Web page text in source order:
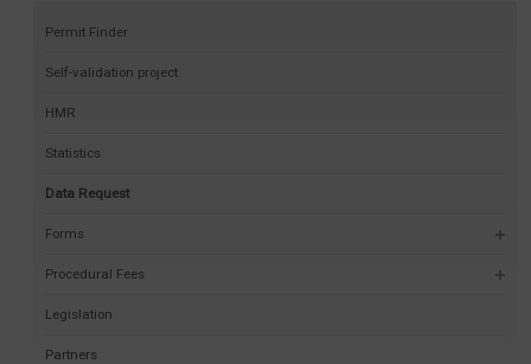
Permit Finder
Self-validation project
HMR
Statistics
Data Request
Forms
Procedural Fees
Legislation
Partners